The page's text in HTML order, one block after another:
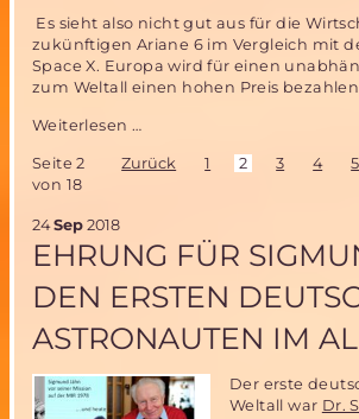
Es sieht also nicht gut aus für die
zukünftigen Ariane 6 im Vergleich mit
Space X. Europa wird für einen
zum Weltall einen hohen Preis
Weiterlesen …
–
Space
und
?
Seite 2
von 18
Zurück 1 2 3 4 5
24 Sep 2018
EHRUNG FÜR
DEN ERSTEN
ASTRONAUTEN IM
Der erste
Weltall war Dr.